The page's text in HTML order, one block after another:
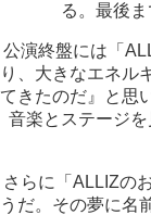
る。最後
公演終盤には「
り、大きなエネル
てきたのだ』と思
音楽とステージ
さらに「ALLIZの
うだ。その夢に名